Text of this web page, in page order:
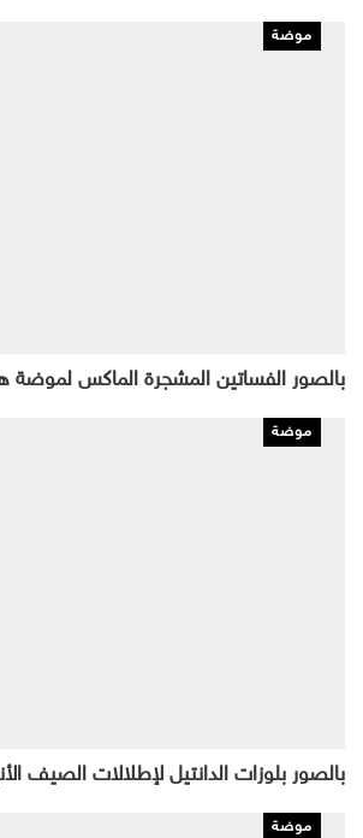
موضة
بالصور الفساتين المشجرة الماكس لموضة
موضة
بالصور بلوزات الدانتيل لإطلالات الصيف
موضة